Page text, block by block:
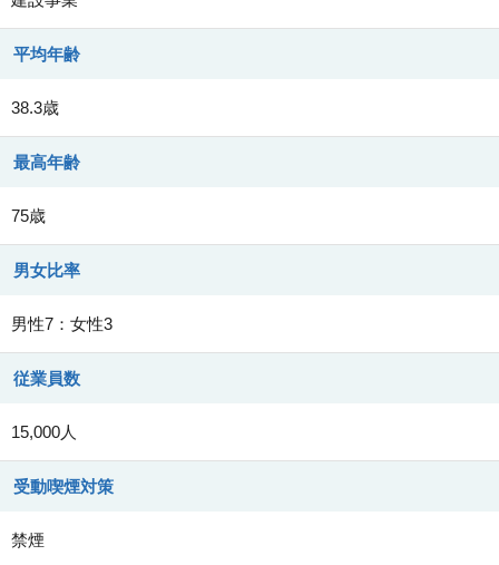
平均年齢
38.3歳
最高年齢
75歳
男女比率
男性7：女性3
従業員数
15,000人
受動喫煙対策
禁煙